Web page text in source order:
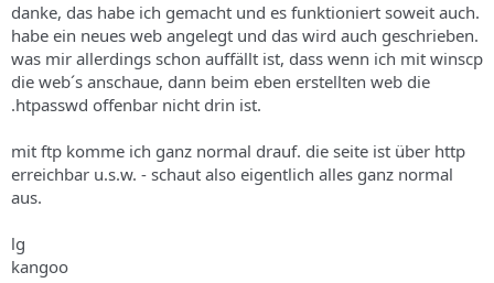
danke, das habe ich gemacht und es funktioniert soweit auch.
habe ein neues web angelegt und das wird auch geschrieben.
was mir allerdings schon auffällt ist, dass wenn ich mit winscp
die web´s anschaue, dann beim eben erstellten web die
.htpasswd offenbar nicht drin ist.
mit ftp komme ich ganz normal drauf. die seite ist über http
erreichbar u.s.w. - schaut also eigentlich alles ganz normal
aus.
lg
kangoo